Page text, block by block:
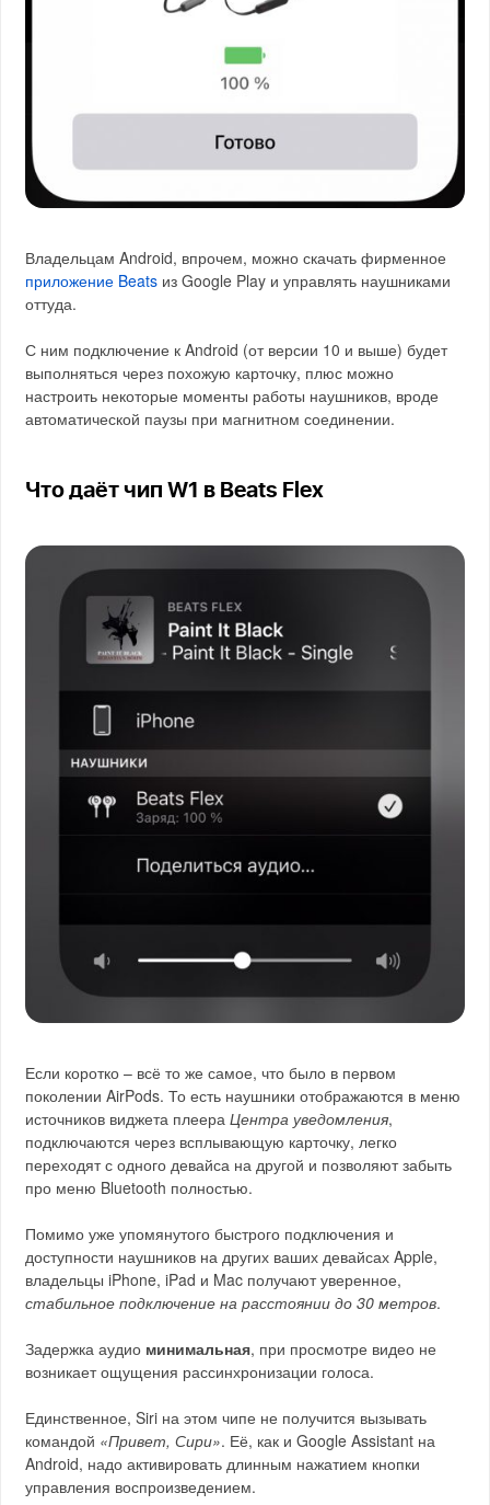
Владельцам Android, впрочем, можно скачать фирменное
приложение Beats из Google Play и управлять наушниками
оттуда.
С ним подключение к Android (от версии 10 и выше) будет
выполняться через похожую карточку, плюс можно
настроить некоторые моменты работы наушников, вроде
автоматической паузы при магнитном соединении.
Что даёт чип W1 в Beats Flex
Если коротко – всё то же самое, что было в первом
поколении AirPods. То есть наушники отображаются в меню
источников виджета плеераЦентра уведомления,
подключаются через всплывающую карточку, легко
переходят с одного девайса на другой и позволяют забыть
про меню Bluetooth полностью.
Помимо уже упомянутого быстрого подключения и
доступности наушников на других ваших девайсах Apple,
владельцы iPhone, iPad и Mac получают уверенное,
стабильное подключение на расстоянии до 30 метров.
Задержка аудио минимальная, при просмотре видео не
возникает ощущения рассинхронизации голоса.
Единственное, Siri на этом чипе не получится вызывать
командой «Привет, Сири». Её, как и Google Assistant на
Android, надо активировать длинным нажатием кнопки
управления воспроизведением.